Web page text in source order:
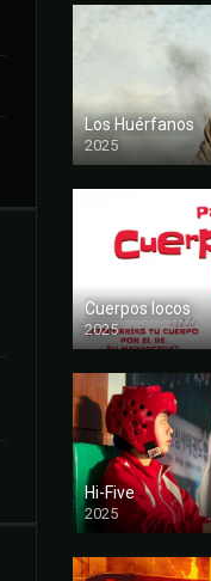
Los Huérfanos
2025
FULL HD
Cuerpos locos
2025
FULL HD
Hi-Five
2025
FULL HD